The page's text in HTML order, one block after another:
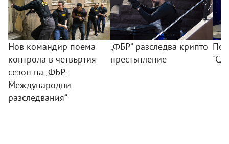
Нов командир поема
контрола в четвъртия
сезон на „ФБР:
Международни
разследвания“
„ФБР“ разследва крипто
престъпление